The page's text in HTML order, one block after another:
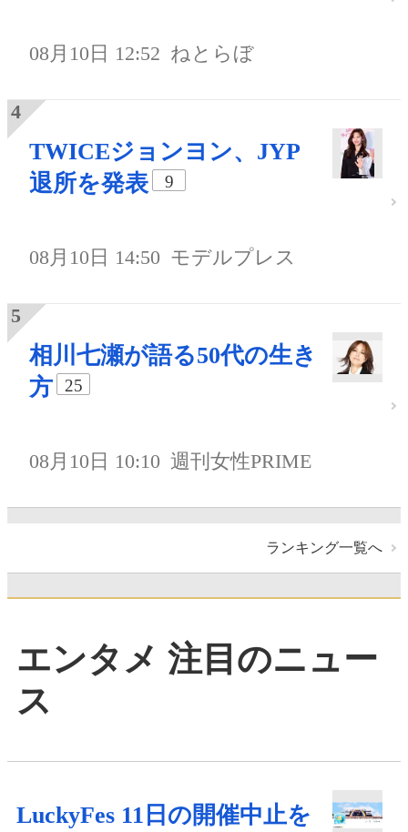
08月10日 12:52 ねとらぼ
TWICEジョンヨン、JYP
退所を発表
9
08月10日 14:50 モデルプレス
相川七瀬が語る50代の生き
方
25
08月10日 10:10 週刊女性PRIME
ランキング一覧へ
エンタメ 注目のニュー
ス
LuckyFes 11日の開催中止を